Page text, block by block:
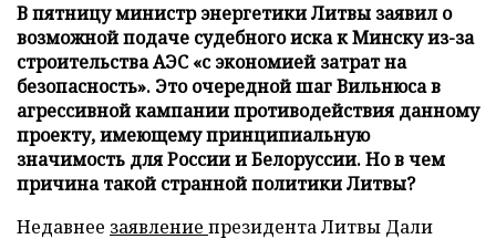
В пятницу министр энергетики Литвы заявил о
возможной подаче судебного иска к Минску из-за
строительства АЭС «с экономией затрат на
безопасность». Это очередной шаг Вильнюса в
агрессивной кампании противодействия данному
проекту, имеющему принципиальную
значимость для России и Белоруссии. Но в чем
причина такой странной политики Литвы?
Недавнее заявление президента Литвы Дали